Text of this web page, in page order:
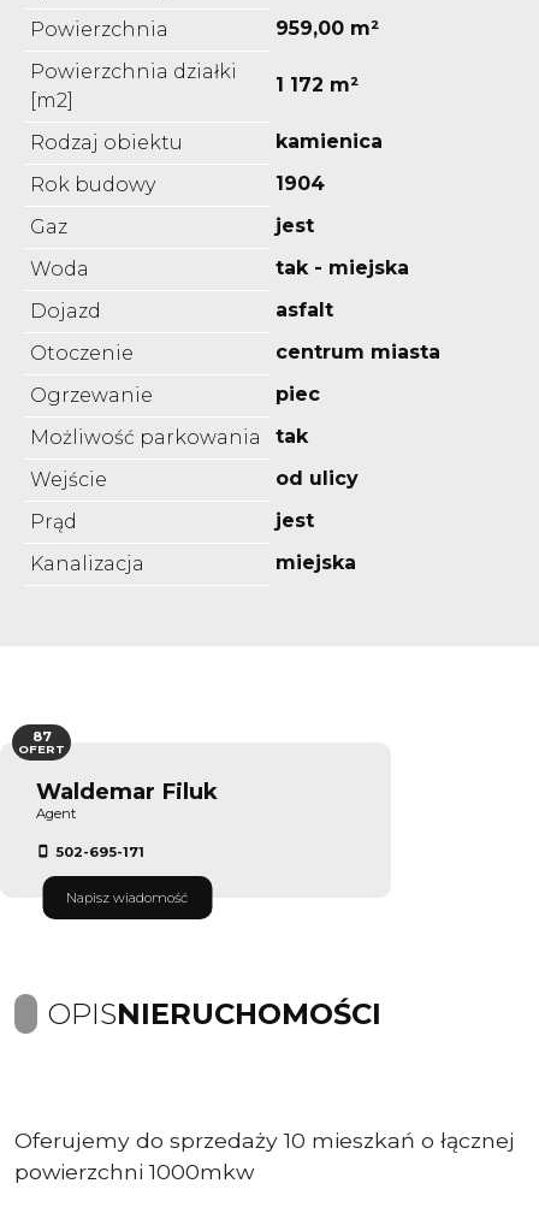
Powierzchnia
959,00 m²
Powierzchnia działki
[m2]
1 172 m²
Rodzaj obiektu
kamienica
Rok budowy
1904
Gaz
jest
Woda
tak - miejska
Dojazd
asfalt
Otoczenie
centrum miasta
Ogrzewanie
piec
Możliwość parkowania
tak
Wejście
od ulicy
Prąd
jest
Kanalizacja
miejska
Waldemar Filuk
Agent
502-695-171
Napisz wiadomość
87
OFERT
OPISNIERUCHOMOŚCI
Oferujemy do sprzedaży 10 mieszkań o łącznej
powierzchni 1000mkw